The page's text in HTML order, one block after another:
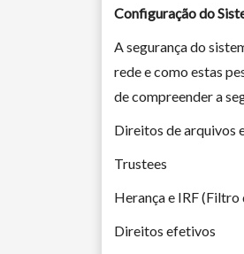
Configuração do
A segurança do
rede e como estas
de compreender a
Direitos de arquivos
Trustees
Herança e IRF
Direitos efetivos